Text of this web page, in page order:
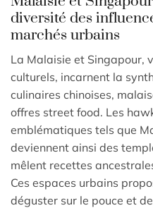
diversité des
marchés urbains
La Malaisie et Singapour,
culturels, incarnent la
culinaires chinoises,
offres street food. Les
emblématiques tels que
deviennent ainsi des
mêlent recettes
Ces espaces urbains
déguster sur le pouce et